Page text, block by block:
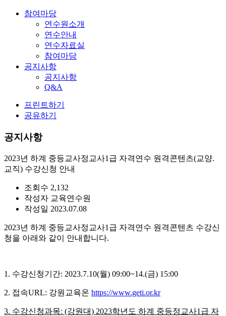
참여마당
연수원소개
연수안내
연수자료실
참여마당
공지사항
공지사항
Q&A
프린트하기
공유하기
공지사항
2023년 하계 중등교사정교사1급 자격연수 원격콘텐츠(교양.
교직) 수강신청 안내
조회수 2,132
작성자 교육연수원
작성일 2023.07.08
2023년 하계 중등교사정교사1급 자격연수 원격콘텐츠 수강신
청을 아래와 같이 안내합니다.
1. 수강신청기간: 2023.7.10(월) 09:00~14.(금) 15:00
2. 접속URL: 강원교육온 https://www.geti.or.kr
3. 수강신청과목: (강원대) 2023학년도 하계 중등정교사1급 자